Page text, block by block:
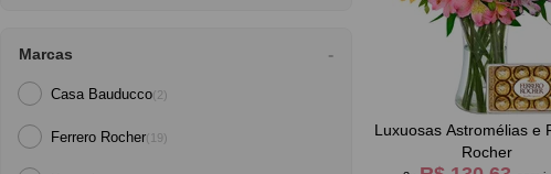
Marcas
Casa Bauducco(2)
Ferrero Rocher(19)
Luxuosas Astromélias e
Rocher